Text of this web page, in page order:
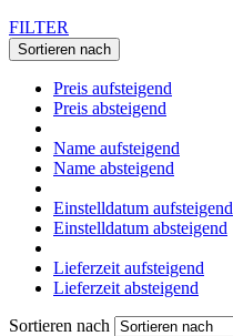
FILTER
Sortieren nach
Preis aufsteigend
Preis absteigend
Name aufsteigend
Name absteigend
Einstelldatum aufsteigend
Einstelldatum absteigend
Lieferzeit aufsteigend
Lieferzeit absteigend
Sortieren nach